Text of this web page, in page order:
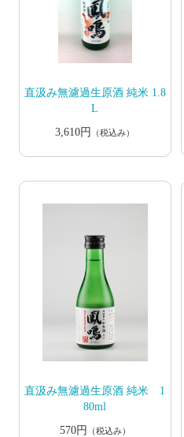
直汲み無濾過生原酒 純米 1.8
L
3,610円
（税込み）
直汲み無濾過生原酒 純米 1
80ml
570円
（税込み）